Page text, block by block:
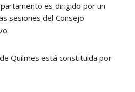
es dirigido por un
sesiones del Consejo
Quilmes está constituida por